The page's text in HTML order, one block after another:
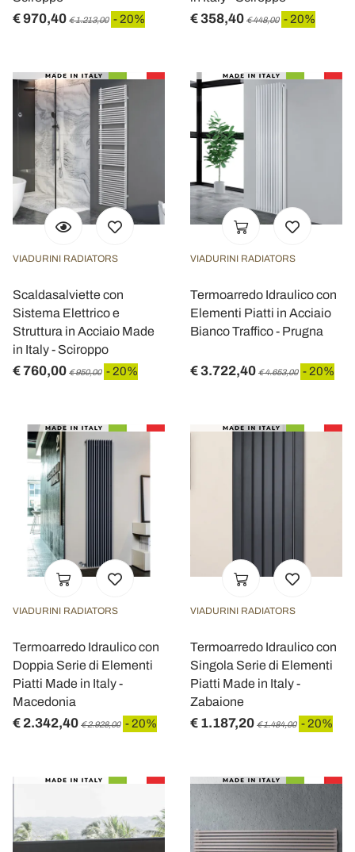
€ 970,40 € 1.213,00 - 20% € 358,40 € 448,00 - 20%
VIADURINI RADIATORS
Scaldasalviette con
Sistema Elettrico e
Struttura in Acciaio Made
in Italy - Sciroppo
€ 760,00 € 950,00 - 20%
VIADURINI RADIATORS
Termoarredo Idraulico con
Elementi Piatti in Acciaio
Bianco Traffico - Prugna
€ 3.722,40 € 4.653,00 - 20%
VIADURINI RADIATORS
Termoarredo Idraulico con
Doppia Serie di Elementi
Piatti Made in Italy -
Macedonia
€ 2.342,40 € 2.928,00 - 20%
VIADURINI RADIATORS
Termoarredo Idraulico con
Singola Serie di Elementi
Piatti Made in Italy -
Zabaione
€ 1.187,20 € 1.484,00 - 20%